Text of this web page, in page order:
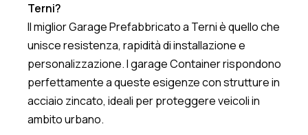
Terni?
Il miglior Garage Prefabbricato a Terni è quello che
unisce resistenza, rapidità di installazione e
personalizzazione. I garage Container rispondono
perfettamente a queste esigenze con strutture in
acciaio zincato, ideali per proteggere veicoli in
ambito urbano.